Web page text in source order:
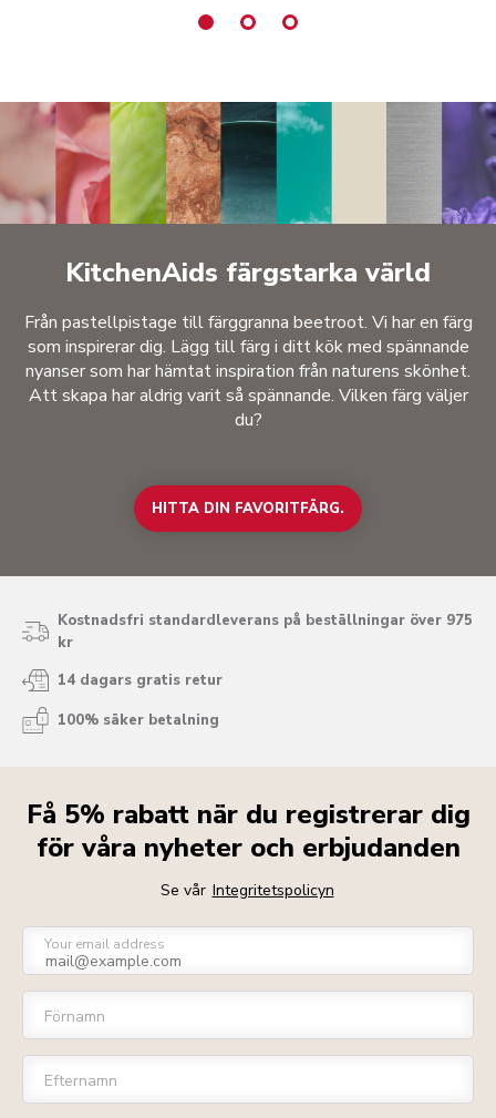
KitchenAids färgstarka värld
Från pastellpistage till färggranna beetroot. Vi har en färg
som inspirerar dig. Lägg till färg i ditt kök med spännande
nyanser som har hämtat inspiration från naturens skönhet.
Att skapa har aldrig varit så spännande. Vilken färg väljer
du?
HITTA DIN FAVORITFÄRG.
Kostnadsfri standardleverans på beställningar över 975
kr
14 dagars gratis retur
100% säker betalning
Få 5% rabatt när du registrerar dig
för våra nyheter och erbjudanden
Se vår Integritetspolicyn
Your email address
Förnamn
Efternamn